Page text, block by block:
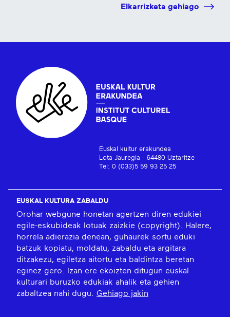
Elkarrizketa gehiago
Euskal kultur erakundea
Lota Jauregia - 64480 Uztaritze
Tel: 0 (033)5 59 93 25 25
EUSKAL KULTURA ZABALDU
Orohar webgune honetan agertzen diren edukiei
egile-eskubideak lotuak zaizkie (copyright). Halere,
horrela adierazia denean, guhaurek sortu eduki
batzuk kopiatu, moldatu, zabaldu eta argitara
ditzakezu, egiletza aitortu eta baldintza beretan
eginez gero. Izan ere ekoizten ditugun euskal
kulturari buruzko edukiak ahalik eta gehien
zabaltzea nahi dugu. Gehiago jakin